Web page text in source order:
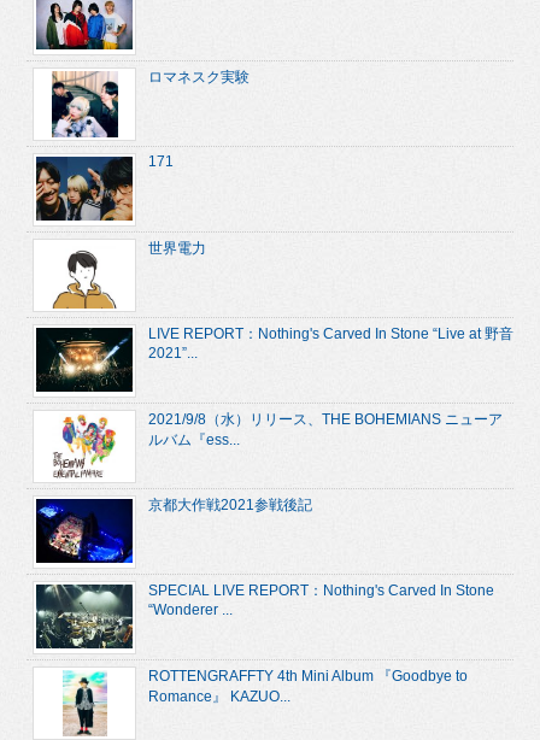
ロマネスク実験
171
世界電力
LIVE REPORT：Nothing's Carved In Stone “Live at 野音
2021”...
2021/9/8（水）リリース、THE BOHEMIANS ニューア
ルバム『ess...
京都大作戦2021参戦後記
SPECIAL LIVE REPORT：Nothing's Carved In Stone
“Wonderer ...
ROTTENGRAFFTY 4th Mini Album 『Goodbye to
Romance』 KAZUO...